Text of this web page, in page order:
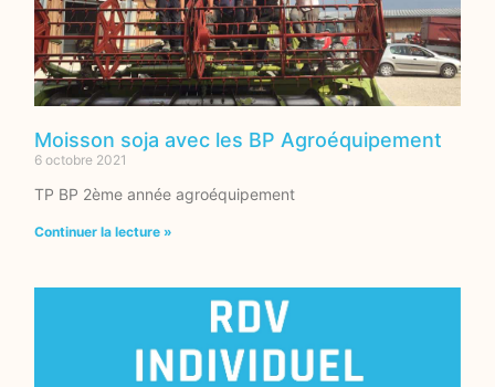
Moisson soja avec les BP Agroéquipement
6 octobre 2021
TP BP 2ème année agroéquipement
Continuer la lecture »